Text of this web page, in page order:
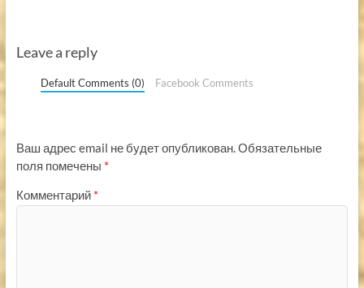
Leave a reply
Default Comments (0) Facebook Comments
Ваш адрес email не будет опубликован.Обязательные
поля помечены *
Комментарий *